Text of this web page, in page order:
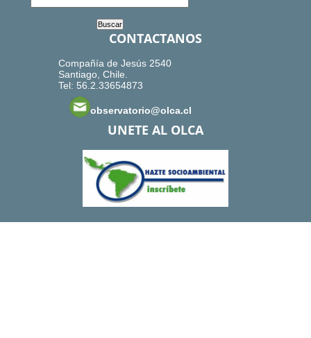
CONTACTANOS
Compañía de Jesús 2540
Santiago, Chile.
Tel: 56.2.33654873
observatorio@olca.cl
UNETE AL OLCA